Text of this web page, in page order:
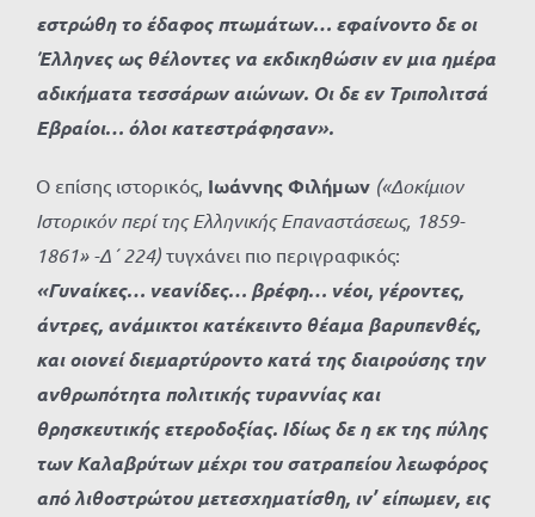
εστρώθη το έδαφος πτωμάτων… εφαίνοντο δε οι
Έλληνες ως θέλοντες να εκδικηθώσιν εν μια ημέρα
αδικήματα τεσσάρων αιώνων. Οι δε εν Τριπολιτσά
Εβραίοι… όλοι κατεστράφησαν».
Ο επίσης ιστορικός, Ιωάννης Φιλήμων («Δοκίμιον
Ιστορικόν περί της Ελληνικής Επαναστάσεως, 1859-
1861» -Δ΄ 224) τυγχάνει πιο περιγραφικός:
«Γυναίκες… νεανίδες… βρέφη… νέοι, γέροντες,
άντρες, ανάμικτοι κατέκειντο θέαμα βαρυπενθές,
και οιονεί διεμαρτύροντο κατά της διαιρούσης την
ανθρωπότητα πολιτικής τυραννίας και
θρησκευτικής ετεροδοξίας. Ιδίως δε η εκ της πύλης
των Καλαβρύτων μέχρι του σατραπείου λεωφόρος
από λιθοστρώτου μετεσχηματίσθη, ιν’ είπωμεν, εις